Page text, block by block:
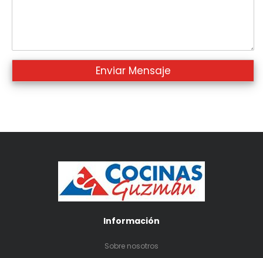
Información
Sobre nosotros